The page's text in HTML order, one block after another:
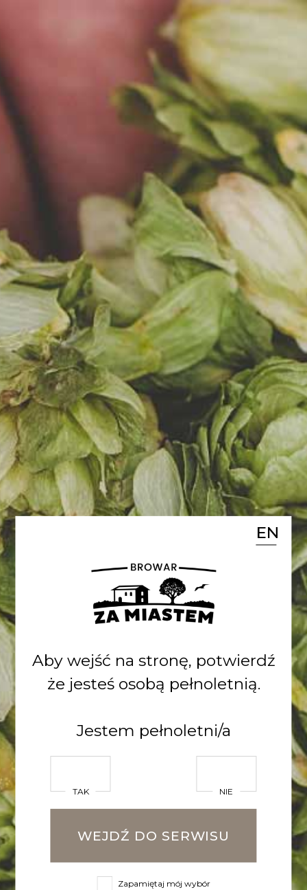
22.03.2023
DO ZOBACZENIA W
WARSZAWIE
Od czwartku do soboty
zapraszamy na nasze stoisko na
Warszawskim Festiwalu Piwa.
Będzie można spróbować nie
tylko ostatnich nowości, ale także
dwóch premierowych piw!
Na naszych kranach zadebiutują
Smak Wakacji – witbier oraz Błogi
Nastrój – podwójna
nowozelandzka IPA.
Zobacz inne
wpisy
Aby wejść na stronę, potwierdź
że jesteś osobą pełnoletnią.
Jestem pełnoletni/a
EN
TAK NIE
WEJDŹ DO SERWISU
Zapamiętaj mój wybór